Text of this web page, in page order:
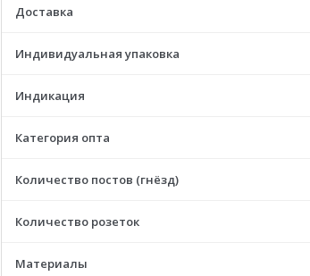
Доставка
Индивидуальная упаковка
Индикация
Категория опта
Количество постов (гнёзд)
Количество розеток
Материалы